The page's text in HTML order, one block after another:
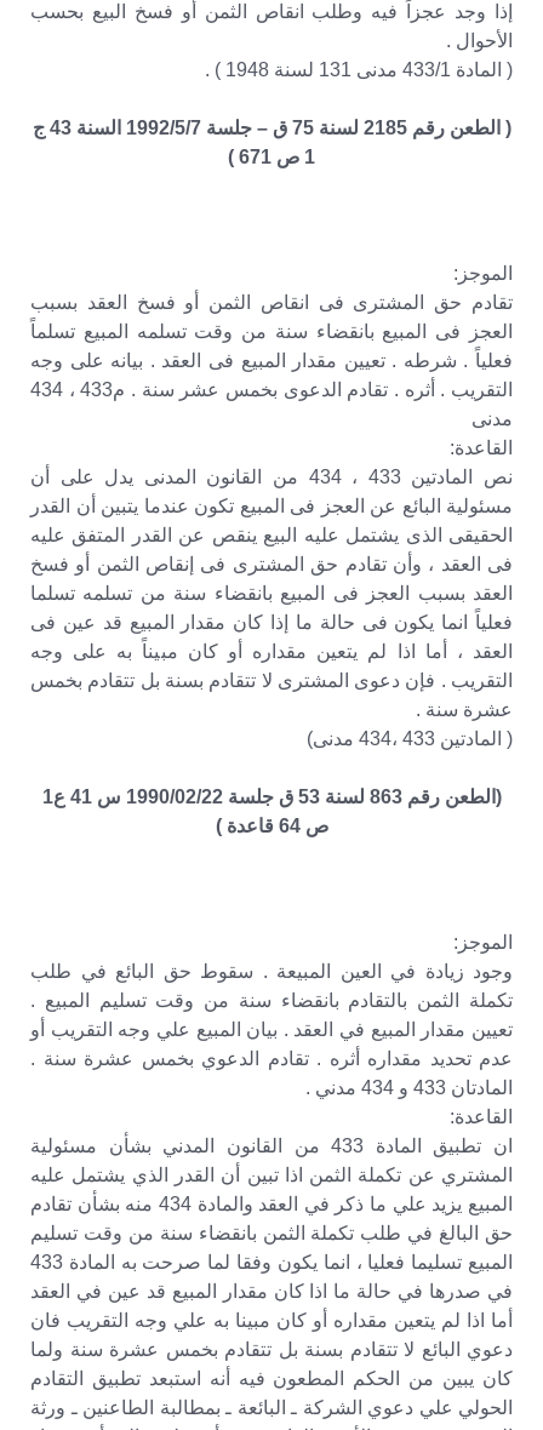
إذا وجد عجزاً فيه وطلب انقاص الثمن أو فسخ البيع بحسب
الأحوال .
( المادة 433/1 مدنى 131 لسنة 1948 ) .
( الطعن رقم 2185 لسنة 75 ق – جلسة 1992/5/7 السنة 43 ج
1 ص 671 )
الموجز:
تقادم حق المشترى فى انقاص الثمن أو فسخ العقد بسبب
العجز فى المبيع بانقضاء سنة من وقت تسلمه المبيع تسلماً
فعلياً . شرطه . تعيين مقدار المبيع فى العقد . بيانه على وجه
التقريب . أثره . تقادم الدعوى بخمس عشر سنة . م433 ، 434
مدنى
القاعدة:
نص المادتين 433 ، 434 من القانون المدنى يدل على أن
مسئولية البائع عن العجز فى المبيع تكون عندما يتبين أن القدر
الحقيقى الذى يشتمل عليه البيع ينقص عن القدر المتفق عليه
فى العقد ، وأن تقادم حق المشترى فى إنقاص الثمن أو فسخ
العقد بسبب العجز فى المبيع بانقضاء سنة من تسلمه تسلما
فعلياً انما يكون فى حالة ما إذا كان مقدار المبيع قد عين فى
العقد ، أما اذا لم يتعين مقداره أو كان مبيناً به على وجه
التقريب . فإن دعوى المشترى لا تتقادم بسنة بل تتقادم بخمس
عشرة سنة .
( المادتين 433 ،434 مدنى)
(الطعن رقم 863 لسنة 53 ق جلسة 1990/02/22 س 41 ع1
ص 64 قاعدة )
الموجز:
وجود زيادة في العين المبيعة . سقوط حق البائع في طلب
تكملة الثمن بالتقادم بانقضاء سنة من وقت تسليم المبيع .
تعيين مقدار المبيع في العقد . بيان المبيع علي وجه التقريب أو
عدم تحديد مقداره أثره . تقادم الدعوي بخمس عشرة سنة .
المادتان 433 و 434 مدني .
القاعدة:
ان تطبيق المادة 433 من القانون المدني بشأن مسئولية
المشتري عن تكملة الثمن اذا تبين أن القدر الذي يشتمل عليه
المبيع يزيد علي ما ذكر في العقد والمادة 434 منه بشأن تقادم
حق البالغ في طلب تكملة الثمن بانقضاء سنة من وقت تسليم
المبيع تسليما فعليا ، انما يكون وفقا لما صرحت به المادة 433
في صدرها في حالة ما اذا كان مقدار المبيع قد عين في العقد
أما اذا لم يتعين مقداره أو كان مبينا به علي وجه التقريب فان
دعوي البائع لا تتقادم بسنة بل تتقادم بخمس عشرة سنة ولما
كان يبين من الحكم المطعون فيه أنه استبعد تطبيق التقادم
الحولي علي دعوي الشركة ـ البائعة ـ بمطالبة الطاعنين ـ ورثة